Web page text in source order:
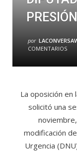
por
COMENTARIOS
La oposición en
solicitó una
modificación
Urgencia